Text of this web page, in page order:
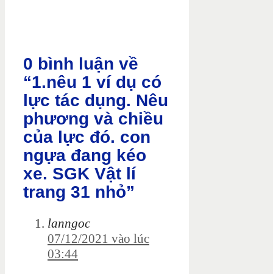
0 bình luận về
“1.nêu 1 ví dụ có
lực tác dụng. Nêu
phương và chiều
của lực đó. con
ngựa đang kéo
xe. SGK Vật lí
trang 31 nhỏ”
lanngoc
07/12/2021 vào lúc
03:44